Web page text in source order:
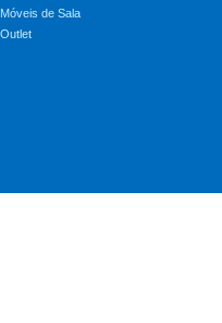
Móveis de Sala
Outlet